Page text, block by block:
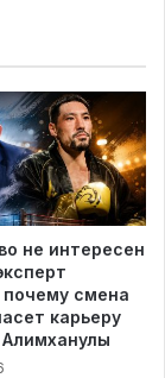
не интересен
почему смена
карьеру